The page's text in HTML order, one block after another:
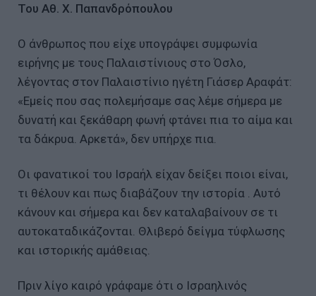
Του Aθ. Χ. Παπανδρόπουλου
Ο άνθρωπος που είχε υπογράψει συμφωνία
ειρήνης με τους Παλαιστίνιους στο Όσλο,
λέγοντας στον Παλαιστίνιο ηγέτη Γιάσερ Αραφάτ:
«Εμείς που σας πολεμήσαμε σας λέμε σήμερα με
δυνατή και ξεκάθαρη φωνή φτάνει πια το αίμα και
τα δάκρυα. Αρκετά», δεν υπήρχε πια.
Οι φανατικοί του Ισραήλ είχαν δείξει ποιοι είναι,
τι θέλουν και πως διαβάζουν την ιστορία . Αυτό
κάνουν και σήμερα και δεν καταλαβαίνουν σε τι
αυτοκαταδικάζονται. Θλιβερό δείγμα τύφλωσης
και ιστορικής αμάθειας.
Πριν λίγο καιρό γράφαμε ότι ο Ισραηλινός